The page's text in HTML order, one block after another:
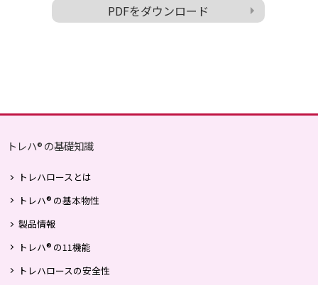
PDFをダウンロード
トレハ® の基礎知識
トレハロースとは
トレハ® の基本物性
製品情報
トレハ® の11機能
トレハロースの安全性